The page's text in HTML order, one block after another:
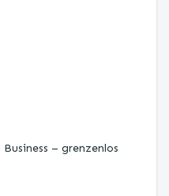
– grenzenlos